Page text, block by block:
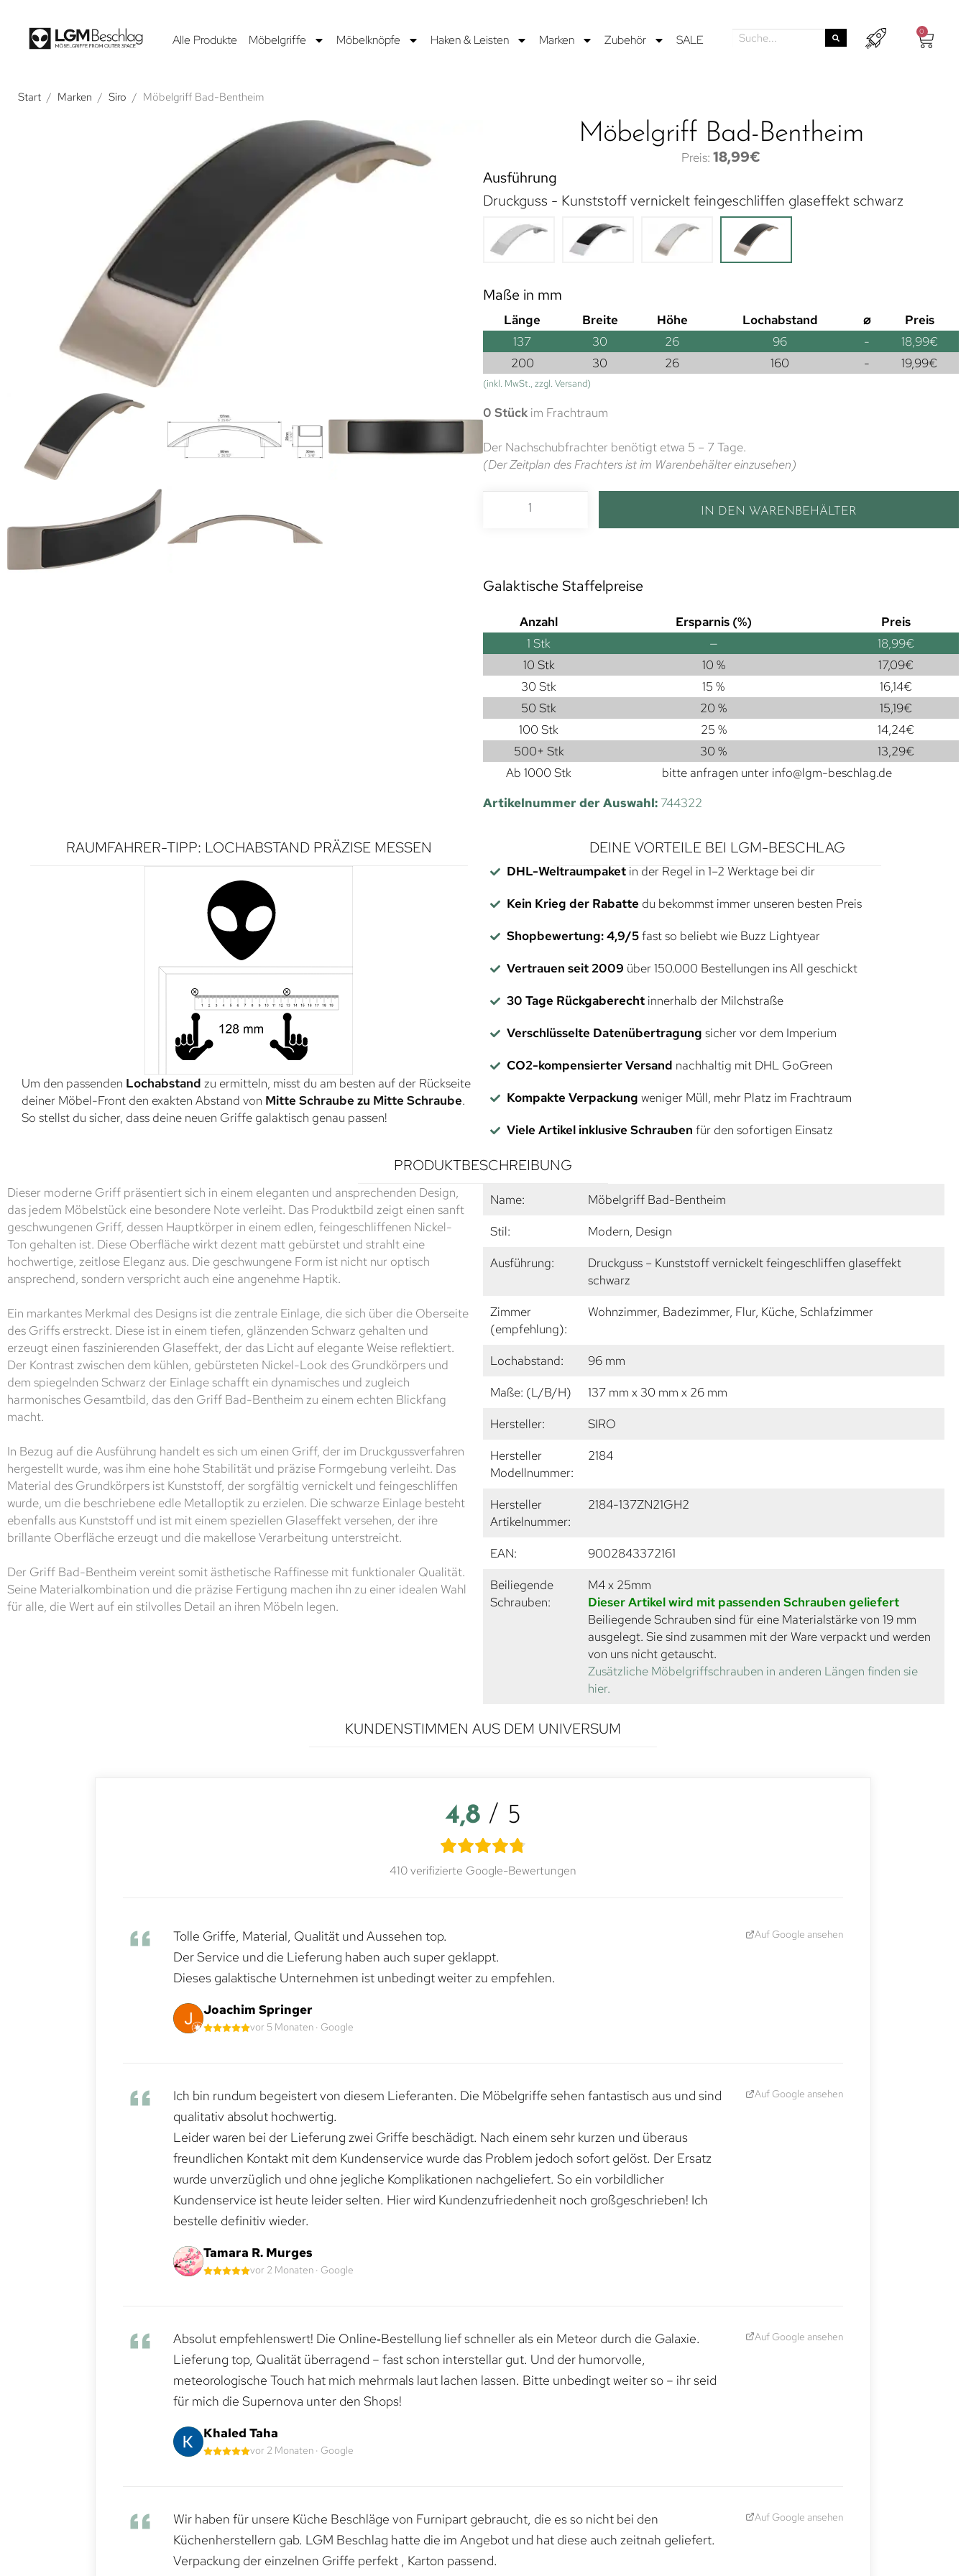
Alle Produkte Möbelgriffe Möbelknöpfe Haken & Leisten Marken Zubehör SALE
0
Start / Marken / Siro / Möbelgriff Bad-Bentheim
Möbelgriff Bad-Bentheim
18,99€
Ausführung
Druckguss - Kunststoff vernickelt feingeschliffen glaseffekt schwarz
Maße in mm
Länge Breite Höhe Lochabstand ⌀
Preis
137
30 26 96 - 18,99€
200
30 26 160 - 19,99€
(inkl. MwSt., zzgl. Versand)
0 Stück im Frachtraum
Der Nachschubfrachter benötigt etwa 5 – 7 Tage.
(Der Zeitplan des Frachters ist im Warenbehälter einzusehen)
IN DEN WARENBEHÄLTER
Galaktische Staffelpreise
Anzahl Ersparnis (%)
Preis
1 Stk — 18,99€
10 Stk
10 % 17,09€
30 Stk
15 % 16,14€
50 Stk
20 % 15,19€
100 Stk
25 % 14,24€
500+ Stk
30 % 13,29€
Ab 1000 Stk
bitte anfragen unter info@lgm-beschlag.de
Artikelnummer der Auswahl: 744322
RAUMFAHRER-TIPP: LOCHABSTAND PRÄZISE MESSEN
Um den passenden Lochabstand zu ermitteln, misst du am besten auf der Rückseite
deiner Möbel-Front den exakten Abstand von Mitte Schraube zu Mitte Schraube.
So stellst du sicher, dass deine neuen Griffe galaktisch genau passen!
DEINE VORTEILE BEI LGM-BESCHLAG
DHL-Weltraumpaketin der Regel in 1–2 Werktage bei dir
Kein Krieg der Rabatte du bekommst immer unseren besten Preis
Shopbewertung: 4,9/5fast so beliebt wie Buzz Lightyear
Vertrauen seit 2009 über 150.000 Bestellungen ins All geschickt
30 Tage Rückgaberechtinnerhalb der Milchstraße
Verschlüsselte Datenübertragung sicher vor dem Imperium
CO2-kompensierter Versand nachhaltig mit DHL GoGreen
Kompakte Verpackung weniger Müll, mehr Platz im Frachtraum
Viele Artikel inklusive Schrauben für den sofortigen Einsatz
PRODUKTBESCHREIBUNG
Dieser moderne Griff präsentiert sich in einem eleganten und ansprechenden Design,
das jedem Möbelstück eine besondere Note verleiht. Das Produktbild zeigt einen sanft
geschwungenen Griff, dessen Hauptkörper in einem edlen, feingeschliffenen Nickel-
Ton gehalten ist. Diese Oberfläche wirkt dezent matt gebürstet und strahlt eine
hochwertige, zeitlose Eleganz aus. Die geschwungene Form ist nicht nur optisch
ansprechend, sondern verspricht auch eine angenehme Haptik.
Ein markantes Merkmal des Designs ist die zentrale Einlage, die sich über die Oberseite
des Griffs erstreckt. Diese ist in einem tiefen, glänzenden Schwarz gehalten und
erzeugt einen faszinierenden Glaseffekt, der das Licht auf elegante Weise reflektiert.
Der Kontrast zwischen dem kühlen, gebürsteten Nickel-Look des Grundkörpers und
dem spiegelnden Schwarz der Einlage schafft ein dynamisches und zugleich
harmonisches Gesamtbild, das den Griff Bad-Bentheim zu einem echten Blickfang
macht.
In Bezug auf die Ausführung handelt es sich um einen Griff, der im Druckgussverfahren
hergestellt wurde, was ihm eine hohe Stabilität und präzise Formgebung verleiht. Das
Material des Grundkörpers ist Kunststoff, der sorgfältig vernickelt und feingeschliffen
wurde, um die beschriebene edle Metalloptik zu erzielen. Die schwarze Einlage besteht
ebenfalls aus Kunststoff und ist mit einem speziellen Glaseffekt versehen, der ihre
brillante Oberfläche erzeugt und die makellose Verarbeitung unterstreicht.
Der Griff Bad-Bentheim vereint somit ästhetische Raffinesse mit funktionaler Qualität.
Seine Materialkombination und die präzise Fertigung machen ihn zu einer idealen Wahl
für alle, die Wert auf ein stilvolles Detail an ihren Möbeln legen.
Name:
Möbelgriff Bad-Bentheim
Stil:
Modern, Design
Ausführung:
Druckguss – Kunststoff vernickelt feingeschliffen glaseffekt
schwarz
Zimmer
(empfehlung):
Wohnzimmer, Badezimmer, Flur, Küche, Schlafzimmer
Lochabstand:
96 mm
Maße: (L/B/H)
137 mm x 30 mm x 26 mm
Hersteller:
SIRO
Hersteller
Modellnummer:
2184
Hersteller
Artikelnummer:
2184-137ZN21GH2
EAN:
9002843372161
Beiliegende
Schrauben:
M4 x 25mm
Dieser Artikel wird mit passenden Schrauben geliefert
Beiliegende Schrauben sind für eine Materialstärke von 19 mm
ausgelegt. Sie sind zusammen mit der Ware verpackt und werden
von uns nicht getauscht.
Zusätzliche Möbelgriffschrauben in anderen Längen finden sie
hier.
KUNDENSTIMMEN AUS DEM UNIVERSUM
4,8 / 5
410 verifizierte Google-Bewertungen
Tolle Griffe, Material, Qualität und Aussehen top.
Der Service und die Lieferung haben auch super geklappt.
Dieses galaktische Unternehmen ist unbedingt weiter zu empfehlen.
Joachim Springer
vor 5 Monaten · Google
Auf Google ansehen
Ich bin rundum begeistert von diesem Lieferanten. Die Möbelgriffe sehen fantastisch aus und sind
qualitativ absolut hochwertig.
Leider waren bei der Lieferung zwei Griffe beschädigt. Nach einem sehr kurzen und überaus
freundlichen Kontakt mit dem Kundenservice wurde das Problem jedoch sofort gelöst. Der Ersatz
wurde unverzüglich und ohne jegliche Komplikationen nachgeliefert. So ein vorbildlicher
Kundenservice ist heute leider selten. Hier wird Kundenzufriedenheit noch großgeschrieben! Ich
bestelle definitiv wieder.
Tamara R. Murges
vor 2 Monaten · Google
Auf Google ansehen
Absolut empfehlenswert! Die Online‑Bestellung lief schneller als ein Meteor durch die Galaxie.
Lieferung top, Qualität überragend – fast schon interstellar gut. Und der humorvolle,
meteorologische Touch hat mich mehrmals laut lachen lassen. Bitte unbedingt weiter so – ihr seid
für mich die Supernova unter den Shops!
Khaled Taha
vor 2 Monaten · Google
Auf Google ansehen
Wir haben für unsere Küche Beschläge von Furnipart gebraucht, die es so nicht bei den
Küchenherstellern gab. LGM Beschlag hatte die im Angebot und hat diese auch zeitnah geliefert.
Verpackung der einzelnen Griffe perfekt , Karton passend.
Auf Google ansehen